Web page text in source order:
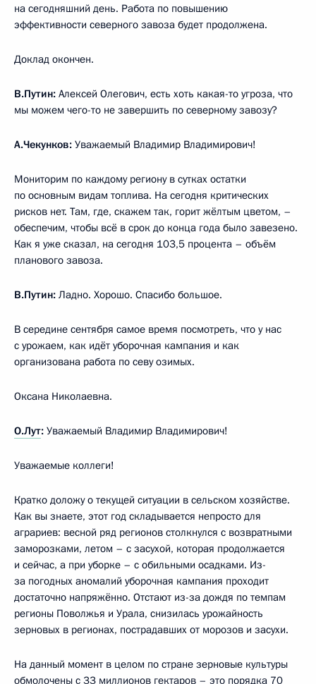
на сегодняшний день. Работа по повышению
эффективности северного завоза будет продолжена.
Доклад окончен.
В.Путин: Алексей Олегович, есть хоть какая-то угроза, что
мы можем чего-то не завершить по северному завозу?
А.Чекунков: Уважаемый Владимир Владимирович!
Мониторим по каждому региону в сутках остатки
по основным видам топлива. На сегодня критических
рисков нет. Там, где, скажем так, горит жёлтым цветом, –
обеспечим, чтобы всё в срок до конца года было завезено.
Как я уже сказал, на сегодня 103,5 процента – объём
планового завоза.
В.Путин: Ладно. Хорошо. Спасибо большое.
В середине сентября самое время посмотреть, что у нас
с урожаем, как идёт уборочная кампания и как
организована работа по севу озимых.
Оксана Николаевна.
О.Лут: Уважаемый Владимир Владимирович!
Уважаемые коллеги!
Кратко доложу о текущей ситуации в сельском хозяйстве.
Как вы знаете, этот год складывается непросто для
аграриев: весной ряд регионов столкнулся с возвратными
заморозками, летом – с засухой, которая продолжается
и сейчас, а при уборке – с обильными осадками. Из-
за погодных аномалий уборочная кампания проходит
достаточно напряжённо. Отстают из-за дождя по темпам
регионы Поволжья и Урала, снизилась урожайность
зерновых в регионах, пострадавших от морозов и засухи.
На данный момент в целом по стране зерновые культуры
обмолочены с 33 миллионов гектаров – это порядка 70